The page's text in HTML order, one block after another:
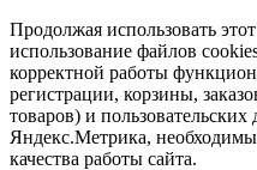
Продолжая использовать
использование файлов
корректной работы
регистрации, корзины,
товаров) и
Яндекс.Метрика,
качества работы сайта.